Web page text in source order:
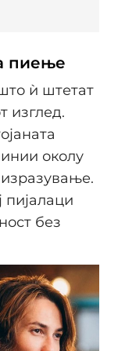
пиење
ѝ штетат
изглед.
околу
пијалаци
без